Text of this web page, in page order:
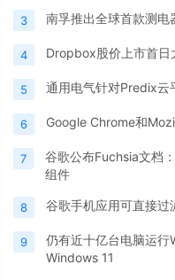
3 南孚推出全球首款测电
4 Dropbox股价上市首日
5 通用电气针对Predix云
6 Google Chrome和
7
谷歌公布Fuchsia文档
组件
8 谷歌手机应用可直接过
9
仍有近十亿台电脑运
Windows 11